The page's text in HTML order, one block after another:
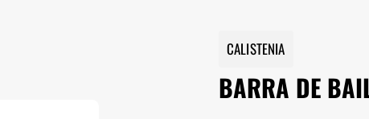
CALISTENIA
BARRA DE